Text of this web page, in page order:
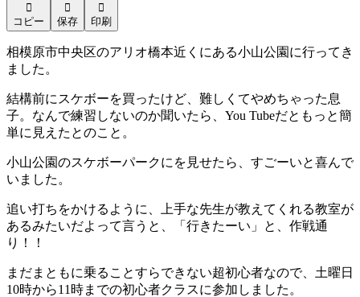

コピー

保存

印刷
相模原市中央区のアリオ橋本近くにある小山公園に行ってき
ました。
結構前にスケボーを買ったけど、難しくてやめちゃった息
子。なんで練習しないのか聞いたら、You Tubeだともっと簡
単に見えたとのこと。
小山公園のスケボーパークにを見せたら、すごーいと喜んで
いました。
追い打ちをかけるように、上手な先生が教えてくれる教室が
あるみたいだよって言うと、「行きたーい」と、作戦通
り！！
まだまともに乗ることすらできない超初心者なので、土曜日
10時から11時までの初心者クラスに参加しました。